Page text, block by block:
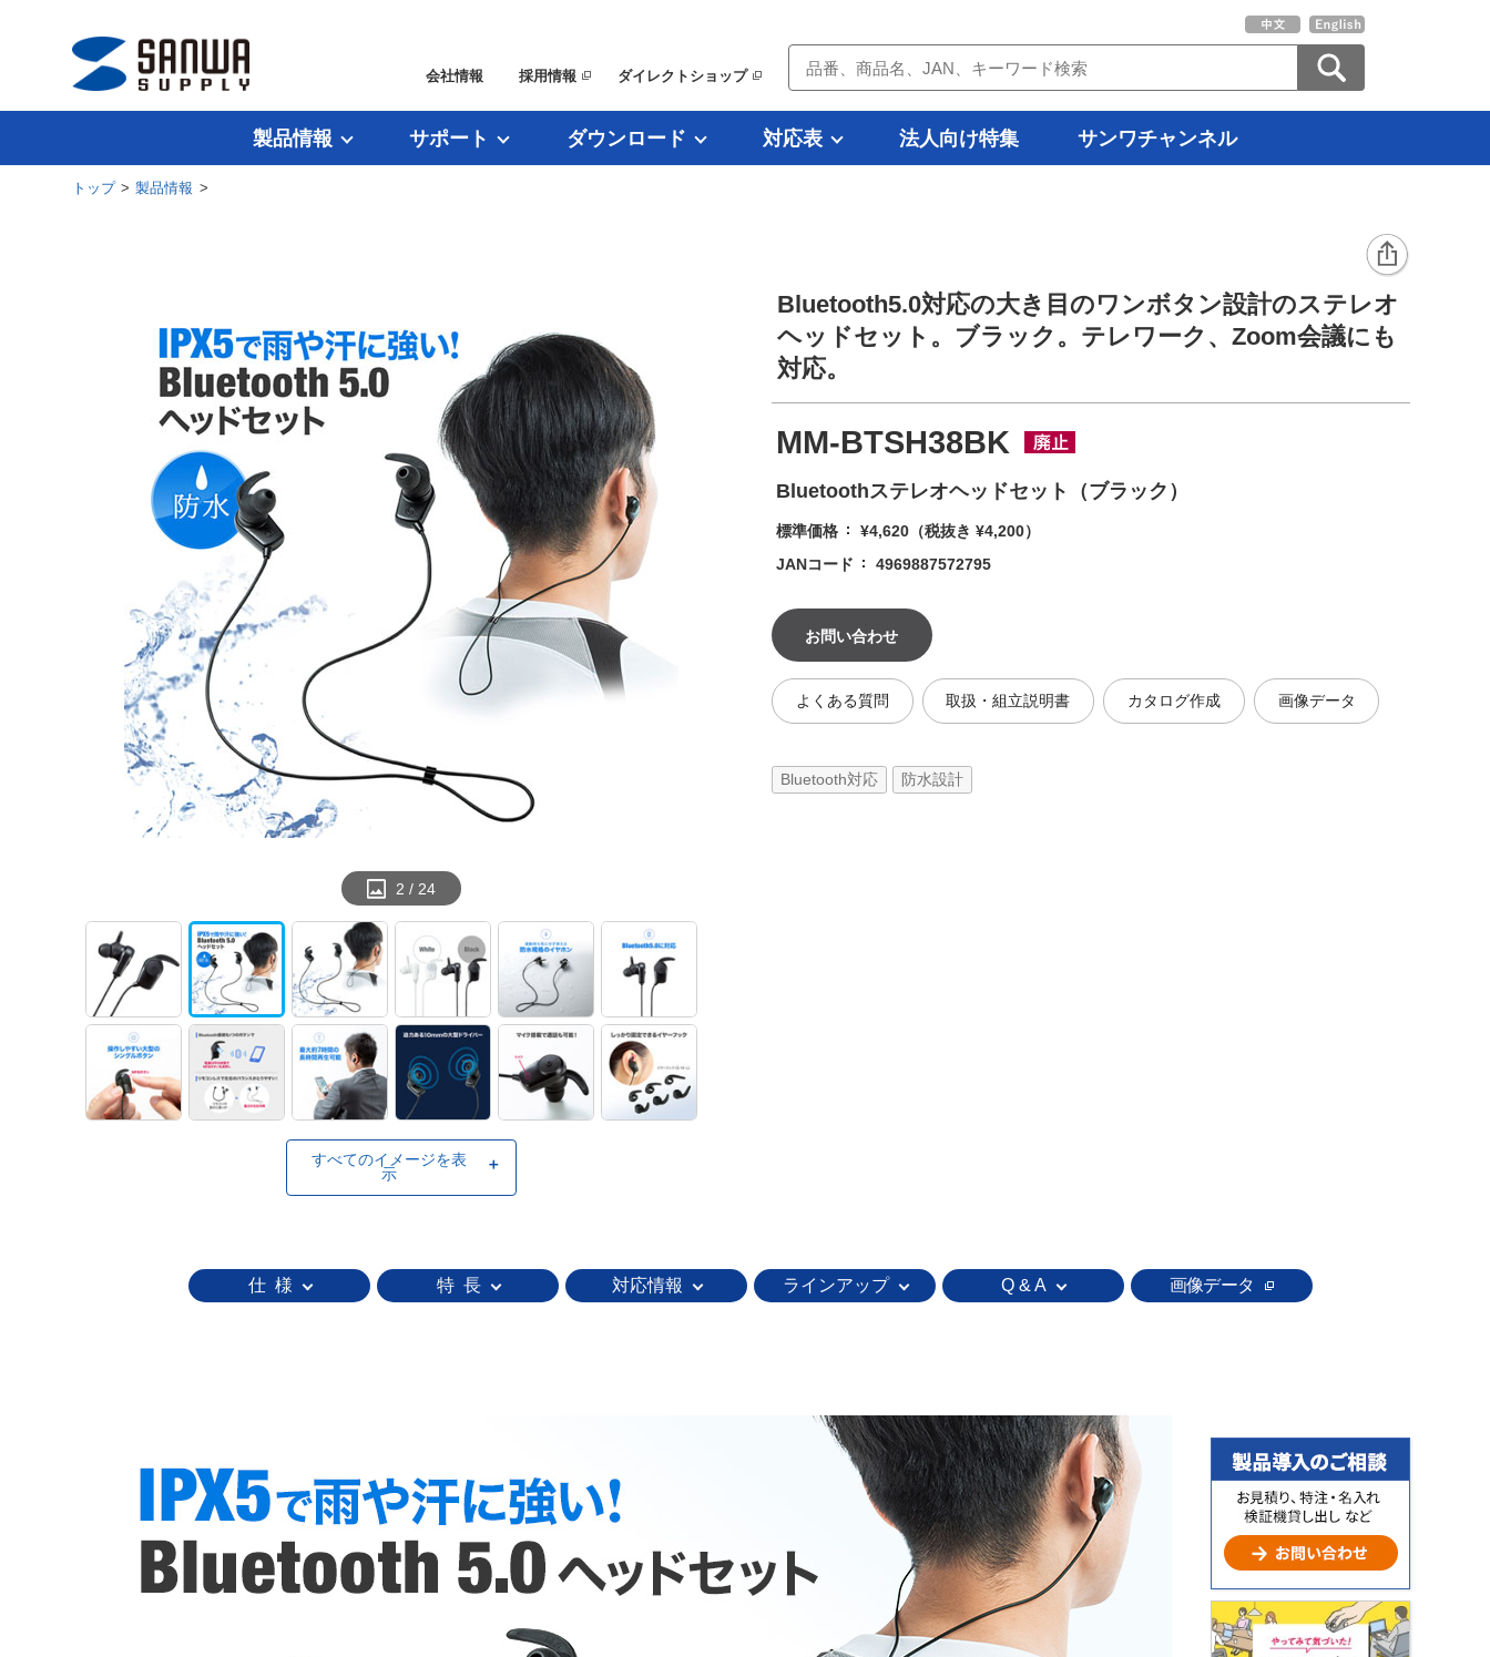
会社情報 採用情報 ダイレクトショップ
製品情報 サポート ダウンロード 対応表 法人向け特集 サンワチャンネル
トップ>製品情報 >
2 / 24
すべてのイメージを表
示
Bluetooth5.0対応の大き目のワンボタン設計のステレオ
ヘッドセット。ブラック。テレワーク、Zoom会議にも
対応。
MM-BTSH38BK
Bluetoothステレオヘッドセット（ブラック）
標準価格 ¥4,620 （税抜き ¥4,200）
JANコード
4969887572795
お問い合わせ
よくある質問 取扱・組立説明書 カタログ作成 画像データ
Bluetooth対応 防水設計
仕 様 特 長 対応情報 ラインアップ Q & A 画像データ